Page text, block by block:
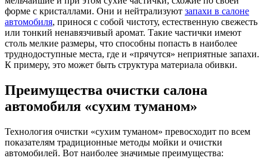
форме с кристаллами. Они и нейтрализуют запахи в салоне
автомобиля, принося с собой чистоту, естественную свежесть
или тонкий ненавязчивый аромат. Такие частички имеют
столь мелкие размеры, что способны попасть в наиболее
труднодоступные места, где и «прячутся» неприятные запахи.
К примеру, это может быть структура материала обивки.
Преимущества очистки салона
автомобиля «сухим туманом»
Технология очистки «сухим туманом» превосходит по всем
показателям традиционные методы мойки и очистки
автомобилей. Вот наиболее значимые преимущества: